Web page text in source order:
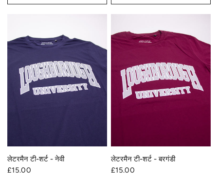
त्वरित दृश्य
लेटरमैन टी-शर्ट - नेवी
£15.00
त्वरित दृश्य
लेटरमैन टी-शर्ट - बरगंडी
£15.00